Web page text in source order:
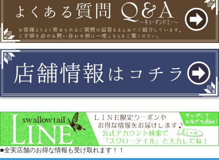
■全実店舗のお得な情報も受け取れます！！